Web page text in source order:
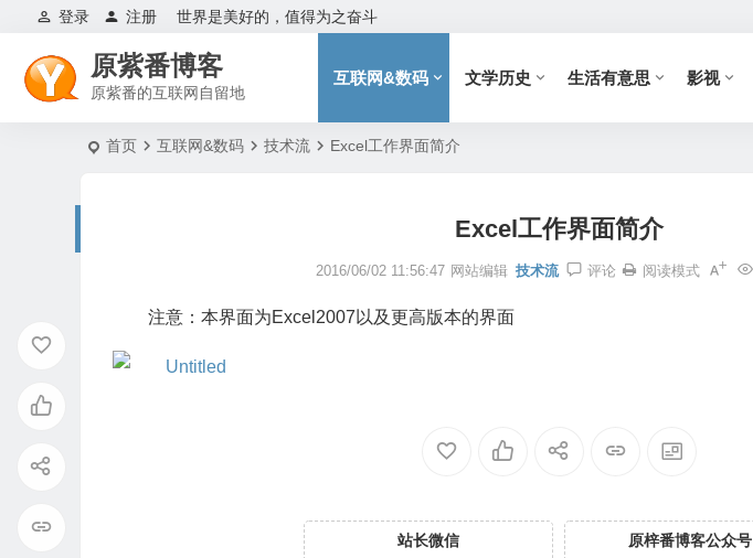
世界是美好的，值得为之奋斗
登录 注册
原紫番博客
原紫番的互联网自留地
互联网&数码 文学历史 生活有意思 影视
首页 互联网&数码 技术流 Excel工作界面简介
Excel工作界面简介
2016/06/02 11:56:47 网站编辑 技术流 评论 阅读模式
注意：本界面为Excel2007以及更高版本的界面
站长微信
原梓番博客公众号